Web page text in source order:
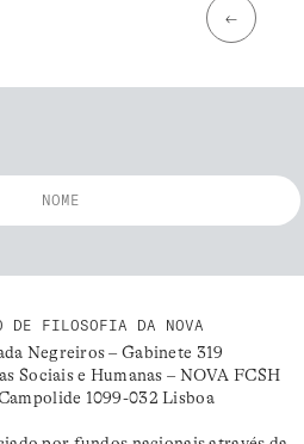
←
DE FILOSOFIA DA NOVA
Negreiros – Gabinete 319
Sociais e Humanas – NOVA FCSH
1099-032 Lisboa